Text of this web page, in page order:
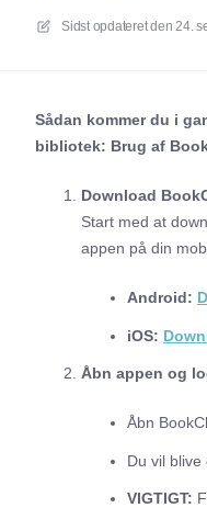
Sidst opdateret den 24.
Sådan kommer du i
bibliotek: Brug af
Download
Start med at
appen på din
Android:
iOS:
Åbn appen og
Åbn
Du vil blive
VIGTIGT: